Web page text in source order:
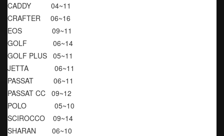
CADDY          04~11
CRAFTER     06~16
EOS               09~11
GOLF             06~14
GOLF PLUS   05~11
JETTA             06~11
PASSAT          06~11
PASSAT CC   09~12
POLO              05~10
SCIROCCO    09~14
SHARAN        06~10